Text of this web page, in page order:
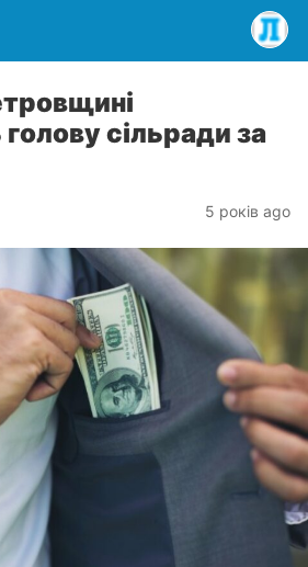
сільради за
5 років ago